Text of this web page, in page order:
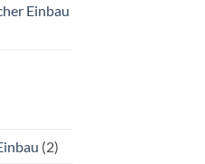
Einbau
(2)